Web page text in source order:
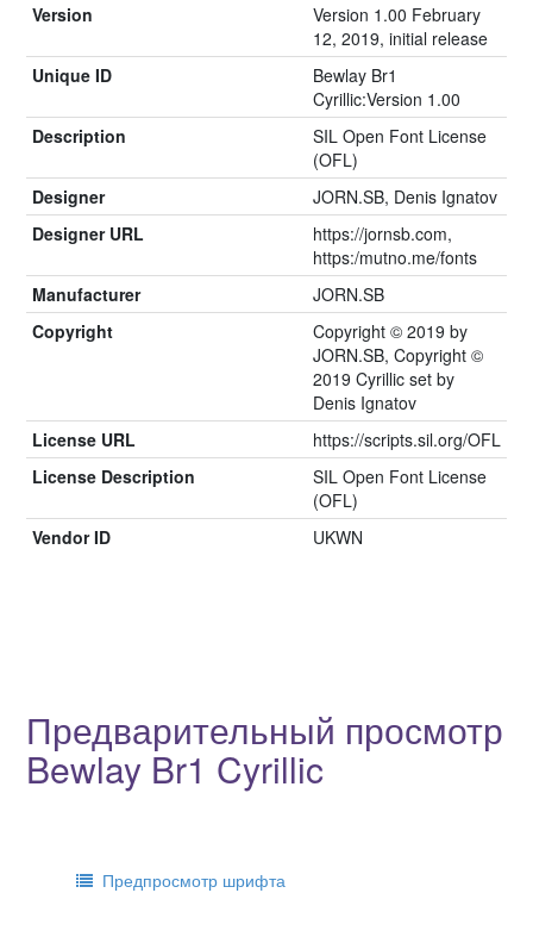
Version
Version 1.00 February
12, 2019, initial release
Unique ID
Bewlay Br1
Cyrillic:Version 1.00
Description
SIL Open Font License
(OFL)
Designer
JORN.SB, Denis Ignatov
Designer URL
https://jornsb.com,
https:/mutno.me/fonts
Manufacturer
JORN.SB
Copyright
Copyright © 2019 by
JORN.SB, Copyright ©
2019 Cyrillic set by
Denis Ignatov
License URL
https://scripts.sil.org/OFL
License Description
SIL Open Font License
(OFL)
Vendor ID
UKWN
Предварительный просмотр
Bewlay Br1 Cyrillic
Предпросмотр шрифта